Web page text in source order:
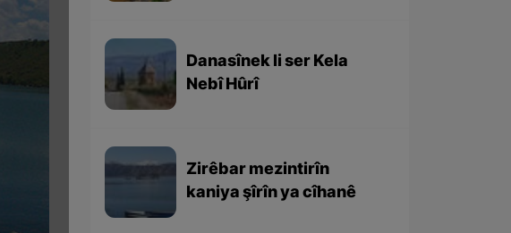
Danasînek li ser Kela
Nebî Hûrî
Zirêbar mezintirîn
kaniya şîrîn ya cîhanê